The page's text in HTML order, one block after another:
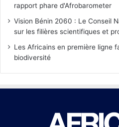
rapport phare d'Afrobarometer
Vision Bénin 2060 : Le Conseil
sur les filières scientifiques et
Les Africains en première ligne
biodiversité